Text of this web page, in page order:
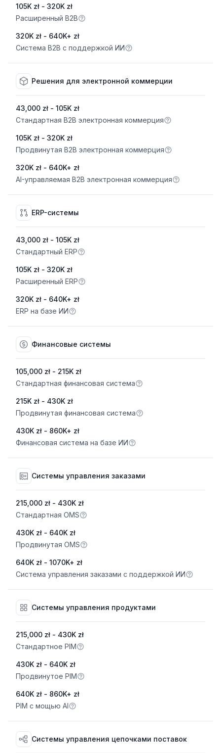
105K zł - 320K zł
Расширенный B2B
320K zł - 640K+ zł
Система B2B с поддержкой ИИ
Решения для электронной коммерции
43,000 zł - 105K zł
Стандартная B2B электронная коммерция
105K zł - 320K zł
Продвинутая B2B электронная коммерция
320K zł - 640K+ zł
AI-управляемая B2B электронная коммерция
ERP-системы
43,000 zł - 105K zł
Стандартный ERP
105K zł - 320K zł
Расширенный ERP
320K zł - 640K+ zł
ERP на базе ИИ
Финансовые системы
105,000 zł - 215K zł
Стандартная финансовая система
215K zł - 430K zł
Продвинутая финансовая система
430K zł - 860K+ zł
Финансовая система на базе ИИ
Системы управления заказами
215,000 zł - 430K zł
Стандартная OMS
430K zł - 640K zł
Продвинутая OMS
640K zł - 1070K+ zł
Система управления заказами с поддержкой ИИ
Системы управления продуктами
215,000 zł - 430K zł
Стандартное PIM
430K zł - 640K zł
Продвинутое PIM
640K zł - 860K+ zł
PIM с мощью AI
Системы управления цепочками поставок